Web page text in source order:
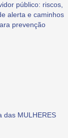
público: riscos,
alerta e caminhos
prevenção
das MULHERES